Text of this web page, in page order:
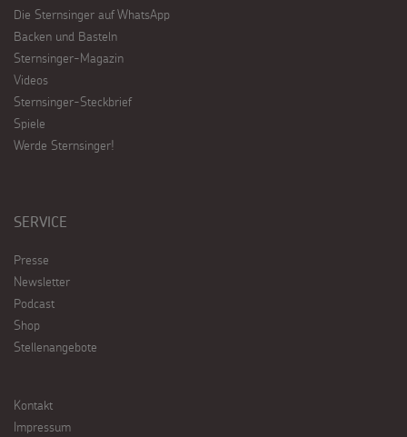
Die Sternsinger auf WhatsApp
Backen und Basteln
Sternsinger-Magazin
Videos
Sternsinger-Steckbrief
Spiele
Werde Sternsinger!
SERVICE
Presse
Newsletter
Podcast
Shop
Stellenangebote
Kontakt
Impressum